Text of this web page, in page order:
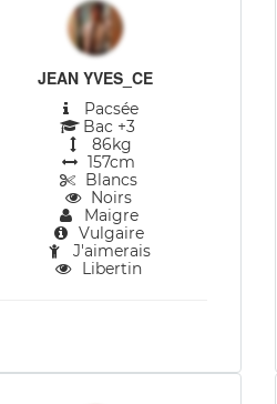
JEAN YVES_CE
Pacsée
Bac +3
86kg
157cm
Blancs
Noirs
Maigre
Vulgaire
J'aimerais
Libertin